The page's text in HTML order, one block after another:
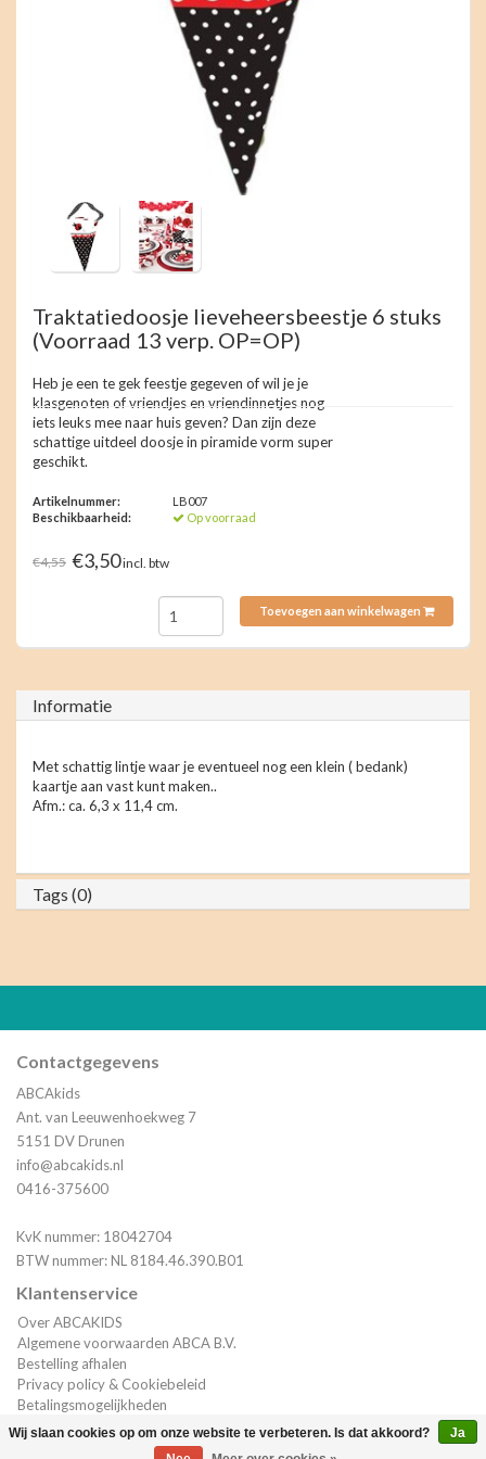
Traktatiedoosje lieveheersbeestje 6 stuks
(Voorraad 13 verp. OP=OP)
Heb je een te gek feestje gegeven of wil je je
klasgenoten of vriendjes en vriendinnetjes nog
iets leuks mee naar huis geven? Dan zijn deze
schattige uitdeel doosje in piramide vorm super
geschikt.
Artikelnummer:
LB007
Beschikbaarheid:
Op voorraad
€4,55 €3,50incl. btw
Toevoegen aan winkelwagen
Informatie
Met schattig lintje waar je eventueel nog een klein ( bedank)
kaartje aan vast kunt maken..
Afm.: ca. 6,3 x 11,4 cm.
Tags (0)
Contactgegevens
ABCAkids
Ant. van Leeuwenhoekweg 7
5151 DV Drunen
info@abcakids.nl
0416-375600
KvK nummer: 18042704
BTW nummer: NL 8184.46.390.B01
Klantenservice
Over ABCAKIDS
Algemene voorwaarden ABCA B.V.
Bestelling afhalen
Privacy policy & Cookiebeleid
Betalingsmogelijkheden
Verzending & Bestelinformatie
Wij slaan cookies op om onze website te verbeteren. Is dat akkoord?
Ja